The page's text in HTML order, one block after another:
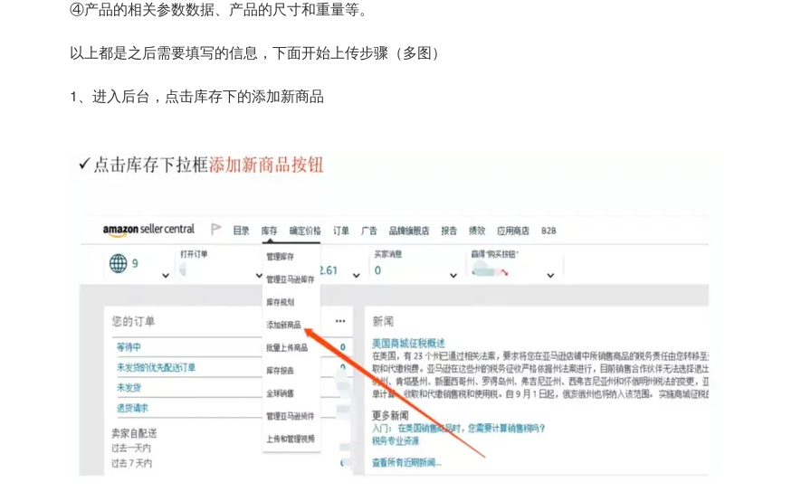
④产品的相关参数数据、产品的尺寸和重量等。
以上都是之后需要填写的信息，下面开始上传步骤（多图）
1、进入后台，点击库存下的添加新商品